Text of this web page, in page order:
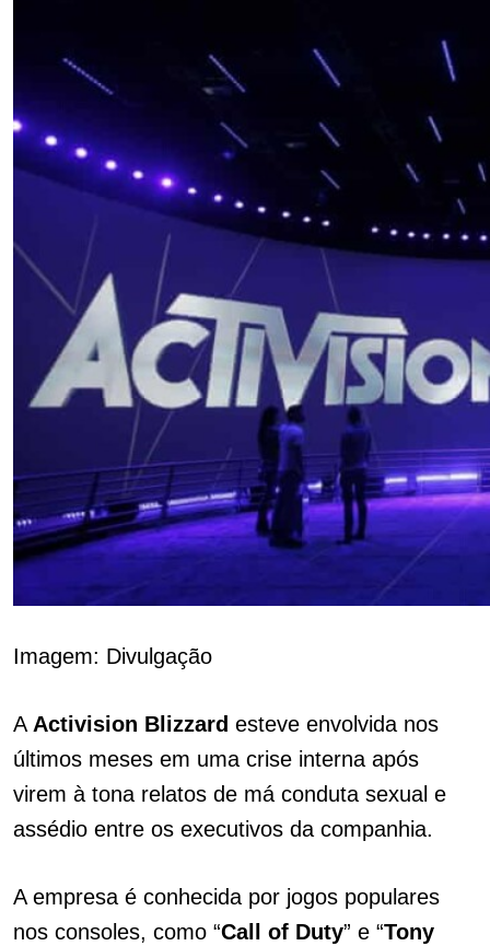
Imagem: Divulgação
A Activision Blizzard esteve envolvida nos
últimos meses em uma crise interna após
virem à tona relatos de má conduta sexual e
assédio entre os executivos da companhia.
A empresa é conhecida por jogos populares
nos consoles, como “Call of Duty” e “Tony